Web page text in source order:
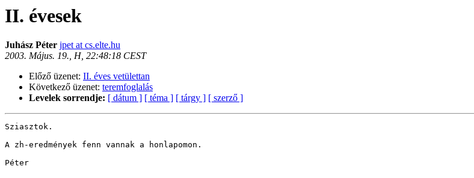
II. évesek
Juhász Péter jpet at cs.elte.hu
2003. Május. 19., H, 22:48:18 CEST
Előző üzenet: II. éves vetülettan
Következő üzenet: teremfoglalás
Levelek sorrendje: [ dátum ] [ téma ] [ tárgy ] [ szerző ]
Sziasztok.
A zh-eredmények fenn vannak a honlapomon.
Péter